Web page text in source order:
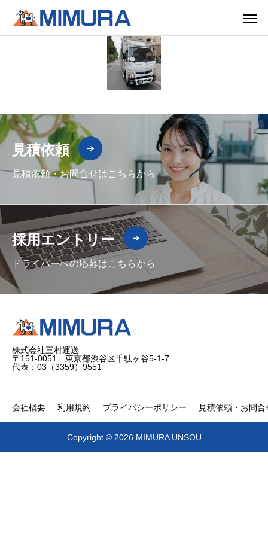
見積依頼
見積依頼・お問合せはこちらから
採用エントリー
ドライバーへの応募はこちらから
株式会社三村運送
〒151-0051 東京都渋谷区千駄ヶ谷5-1-7
代表：03（3359）9551
会社概要 利用規約 プライバシーポリシー 見積依頼・お問合
Copyright © 2026 MIMURA UNSOU